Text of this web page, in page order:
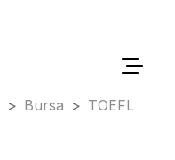
> Bursa > TOEFL